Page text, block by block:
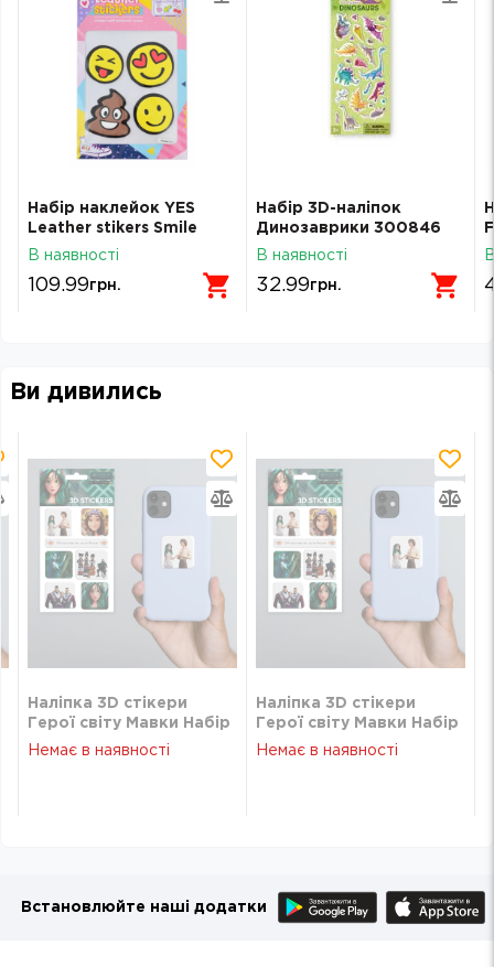
Набір наклейок YES
Leather stikers Smile
531628
В наявності
109.99грн.
Набір 3D-наліпок
Динозаврики 300846
DoDo
В наявності
32.99грн.
Ви дивились
Наліпка 3D стікери
Герої світу Мавки Набір
7 стікерів - SB-36SB-36
Немає в наявності
Наліпка 3D стікери
Герої світу Мавки Набір
7 стікерів - SB-36SB-36
Немає в наявності
Встановлюйте наші додатки